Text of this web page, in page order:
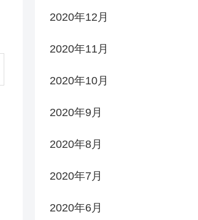
2020年12月
2020年11月
2020年10月
2020年9月
2020年8月
2020年7月
2020年6月